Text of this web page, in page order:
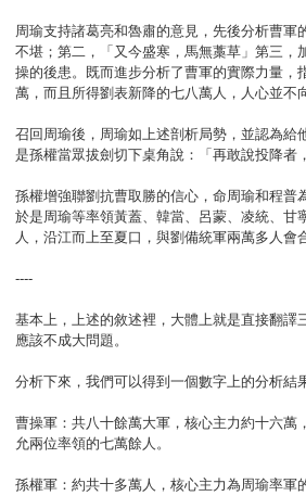
周瑜支持諸葛亮和魯肅的意見，先後分析曹軍
不堪；第二，「又今盛寒，馬無藁草」第三，
操的後患。既而進步分析了曹軍的實際力量，
萬，而且所得劉表新降的七八萬人，人心並不
召回周瑜後，周瑜如上述剖析局勢，並認為給
是孫權當眾拔劍切下桌角說：「再敢說投降者
孫權增強聯劉抗曹取勝的信心，命周瑜和程普
於是周瑜等率領黃蓋、韓當、呂蒙、凌統、甘
人，沿江而上至夏口，與劉備統軍兩萬多人會
----
基本上，上述的敘述裡，大體上就是直接翻譯
應該不成大問題。
分析下來，我們可以得到一個數字上的分析結
曹操軍：共八十餘萬大軍，核心主力約十六萬
允兩位率領的七萬餘人。
孫權軍：約共十多萬人，核心主力為周瑜率軍